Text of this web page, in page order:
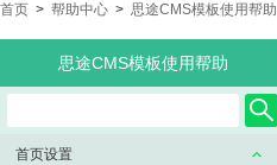
首页 > 帮助中心 > 思途CMS模板使用帮助
思途CMS模板使用帮助
首页设置